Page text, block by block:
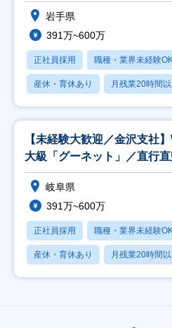
岩手県
391万~600万
正社員採用 職種・業界未経験
産休・育休あり 月残業20時間
【未経験大歓迎／金沢支社
大級「グーネット」／直行直
岐阜県
391万~600万
正社員採用 職種・業界未経験
産休・育休あり 月残業20時間